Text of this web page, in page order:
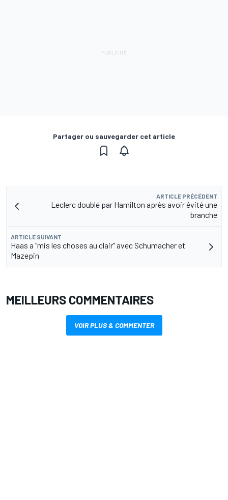
Partager ou sauvegarder cet article
ARTICLE PRÉCÉDENT
Leclerc doublé par Hamilton après avoir évité une
branche
ARTICLE SUIVANT
Haas a "mis les choses au clair" avec Schumacher et
Mazepin
MEILLEURS COMMENTAIRES
VOIR PLUS & COMMENTER